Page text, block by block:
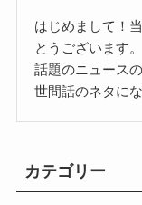
はじめまして！
とうございます。
話題のニュース
世間話のネタに
カテゴリー